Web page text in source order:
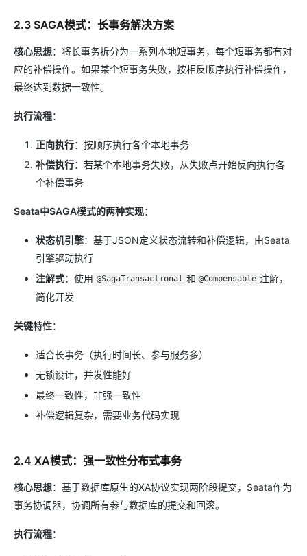
2.3 SAGA模式：长事务解决方案
核心思想：将长事务拆分为一系列本地短事务，每个短事务都有对
应的补偿操作。如果某个短事务失败，按相反顺序执行补偿操作，
最终达到数据一致性。
执行流程：
正向执行：按顺序执行各个本地事务
补偿执行：若某个本地事务失败，从失败点开始反向执行各
个补偿事务
Seata中SAGA模式的两种实现：
状态机引擎：基于JSON定义状态流转和补偿逻辑，由Seata
引擎驱动执行
注解式：使用 @SagaTransactional 和 @Compensable 注解，
简化开发
关键特性：
适合长事务（执行时间长、参与服务多）
无锁设计，并发性能好
最终一致性，非强一致性
补偿逻辑复杂，需要业务代码实现
2.4 XA模式：强一致性分布式事务
核心思想：基于数据库原生的XA协议实现两阶段提交，Seata作为
事务协调器，协调所有参与数据库的提交和回滚。
执行流程：